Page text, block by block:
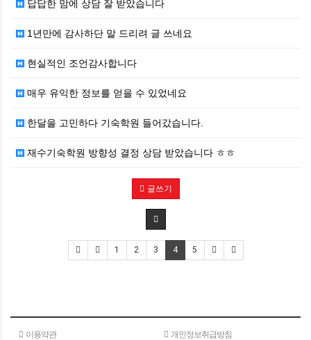
답답한 맘에 상담 잘 받았습니다
1년만에 감사하단 말 드리려 글 쓰네요
현실적인 조언감사합니다
매우 유익한 정보를 얻을 수 있었네요
한달을 고민하다 기숙학원 들어갔습니다.
재수기숙학원 방향성 결정 상담 받았습니다 ㅎㅎ
글쓰기
1 2 3 4 5
이용약관 개인정보취급방침